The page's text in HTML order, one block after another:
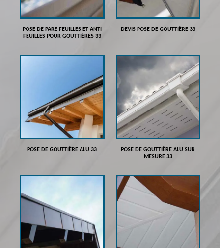
POSE DE PARE FEUILLES ET ANTI
FEUILLES POUR GOUTTIÈRES 33
DEVIS POSE DE GOUTTIÈRE 33
POSE DE GOUTTIÈRE ALU 33
POSE DE GOUTTIÈRE ALU SUR
MESURE 33